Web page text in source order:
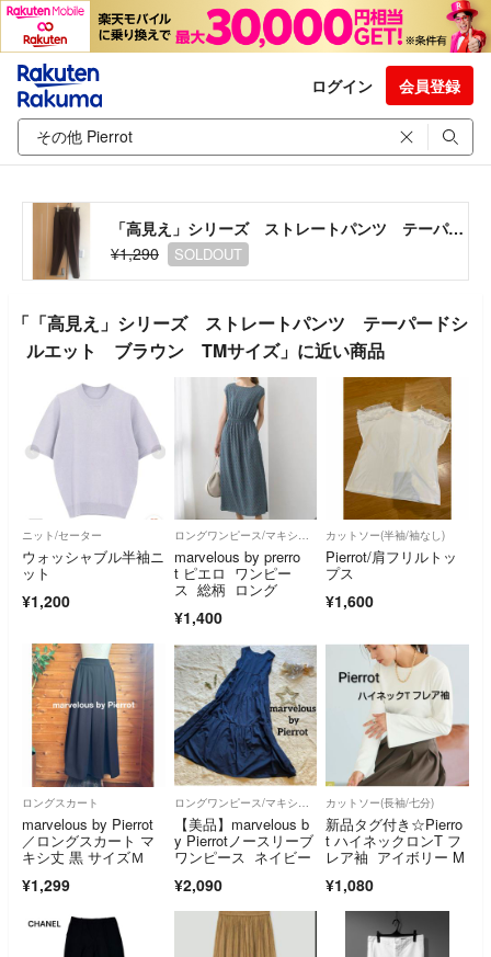
ログイン 会員登録
「高見え」シリーズ ストレートパンツ テーパードシルエット ブラウン TMサイズ
¥1,290
SOLDOUT
「「高見え」シリーズ ストレートパンツ テーパードシ
ルエット ブラウン TMサイズ」に近い商品
ニット/セーター
ウォッシャブル半袖ニ
ット
¥1,200
ロングワンピース/マキシワンピース
marvelous by prerro
t ピエロ ワンピー
ス 総柄 ロング
¥1,400
カットソー(半袖/袖なし)
Pierrot/肩フリルトッ
プス
¥1,600
ロングスカート
marvelous by Pierrot
／ロングスカート マ
キシ丈 黒 サイズＭ
¥1,299
ロングワンピース/マキシワンピース
【美品】marvelous b
y Pierrotノースリーブ
ワンピース ネイビー
¥2,090
カットソー(長袖/七分)
新品タグ付き☆Pierro
t ハイネックロンT フ
レア袖 アイボリー M
¥1,080